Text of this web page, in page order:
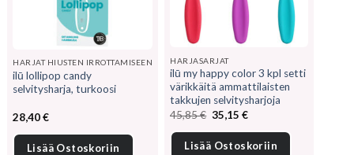
HARJAT HIUSTEN IRROTTAMISEEN
ilū lollipop candy
selvitysharja, turkoosi
28,40€
Lisää Ostoskoriin
HARJASARJAT
ilū my happy color 3 kpl setti
värikkäitä ammattilaisten
takkujen selvitysharjoja
45,85€ Alkuperäinen
hinta
oli:
45,85 €.
35,15€Nykyinen
on:
35,15 €.
Lisää Ostoskoriin